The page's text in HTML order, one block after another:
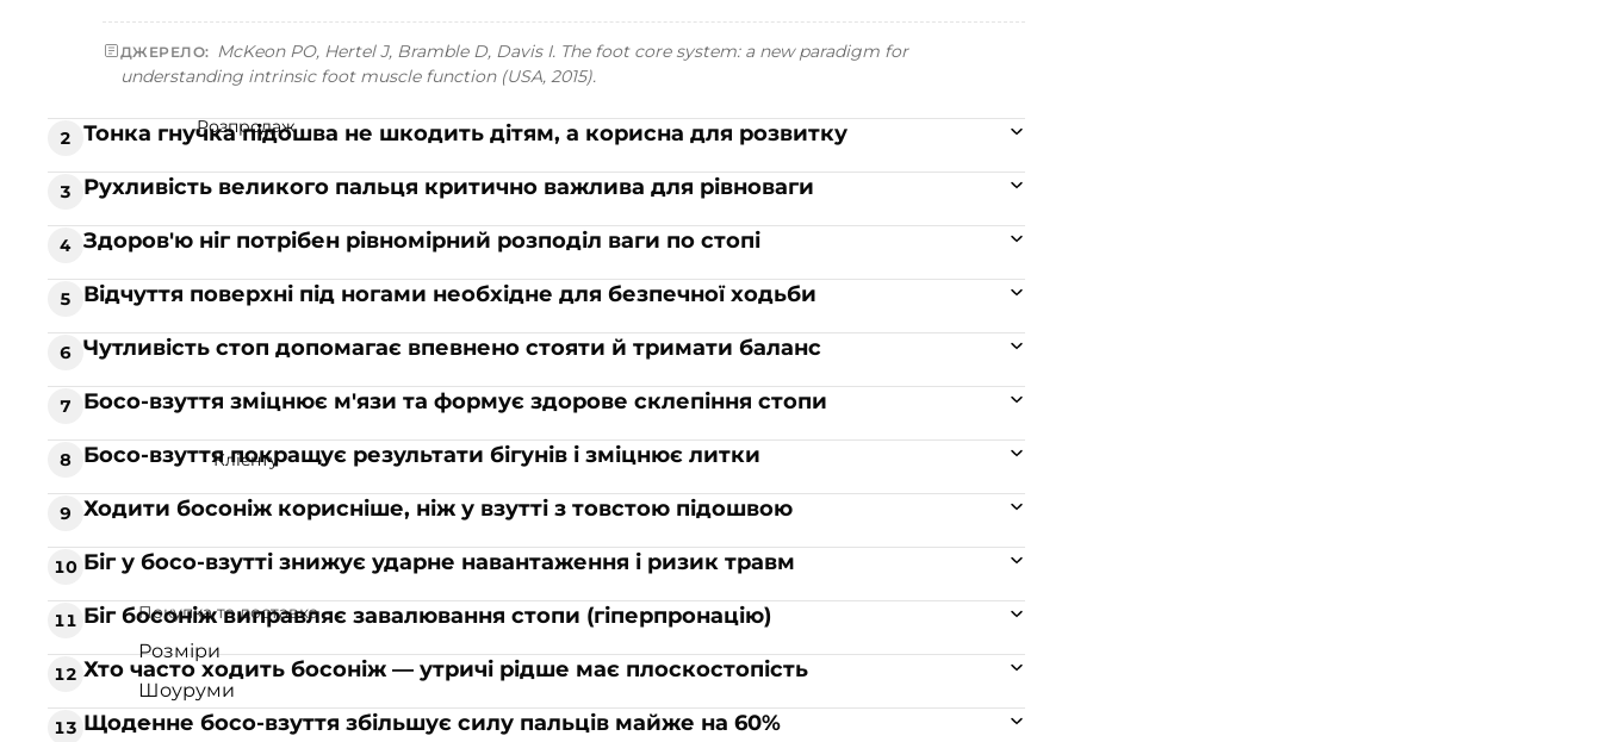
Літнє
Демісезонне
Зимове
Матеріал і цінності
Шкіряне взуття
Колаборація
HOCHUSOBITAKE
Розпродаж
Клієнту
Покупка та доставка
Розміри
Шоуруми
Доставка та оплата
ДЖЕРЕЛО: McKeon PO, Hertel J, Bramble D, Davis I. The foot core system: a new paradigm for
understanding intrinsic foot muscle function (USA, 2015).
2 Тонка гнучка підошва не шкодить дітям, а корисна для розвитку
3 Рухливість великого пальця критично важлива для рівноваги
4 Здоров'ю ніг потрібен рівномірний розподіл ваги по стопі
5 Відчуття поверхні під ногами необхідне для безпечної ходьби
6 Чутливість стоп допомагає впевнено стояти й тримати баланс
7 Босо-взуття зміцнює м'язи та формує здорове склепіння стопи
8 Босо-взуття покращує результати бігунів і зміцнює литки
9 Ходити босоніж корисніше, ніж у взутті з товстою підошвою
10 Біг у босо-взутті знижує ударне навантаження і ризик травм
11 Біг босоніж виправляє завалювання стопи (гіперпронацію)
12 Хто часто ходить босоніж — утричі рідше має плоскостопість
13 Щоденне босо-взуття збільшує силу пальців майже на 60%